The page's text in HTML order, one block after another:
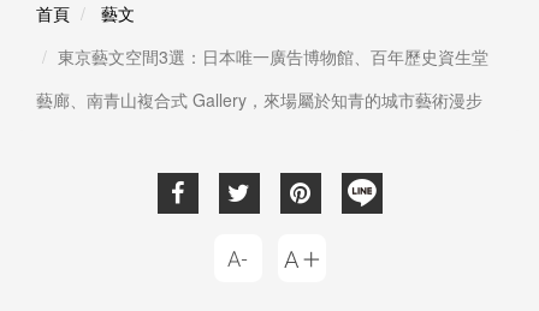
首頁
藝文
東京藝文空間3選：日本唯一廣告博物館、百年歷史資生堂
藝廊、南青山複合式 Gallery，來場屬於知青的城市藝術漫步